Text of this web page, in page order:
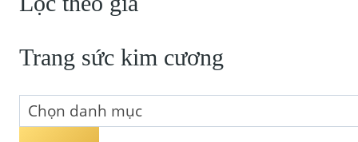
Trang sức kim cương
Chọn
danh